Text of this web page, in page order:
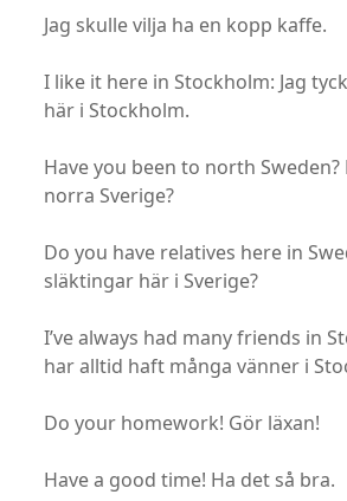
Jag skulle vilja ha en kopp kaffe.
I like it here in Stockholm: Jag
här i Stockholm.
Have you been to north
norra Sverige?
Do you have relatives here in
släktingar här i Sverige?
I’ve always had many friends in
har alltid haft många vänner i
Do your homework! Gör läxan!
Have a good time! Ha det så bra.